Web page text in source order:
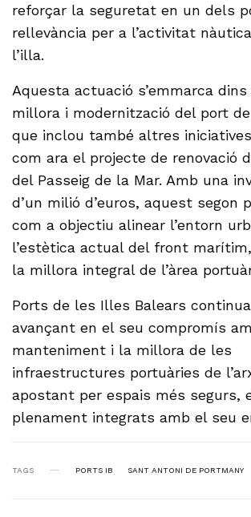
reforçar la seguretat en un dels
rellevància per a l’activitat
l’illa.
Aquesta actuació s’emmarca
millora i modernització del port
que inclou també altres
com ara el projecte de renovació
del Passeig de la Mar. Amb una
d’un milió d’euros, aquest segon
com a objectiu alinear l’entorn
l’estètica actual del front
la millora integral de l’àrea
Ports de les Illes Balears
avançant en el seu compromís
manteniment i la millora de les
infraestructures portuàries de
apostant per espais més segurs,
plenament integrats amb el seu
TAGS PORTS IB SANT ANTONI DE PORTMANY